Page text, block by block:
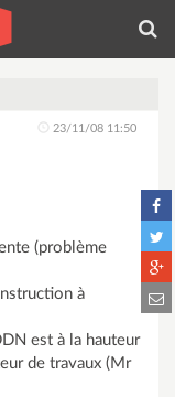
23/11/08 11:50
(problème
à
est à la hauteur
de travaux (Mr